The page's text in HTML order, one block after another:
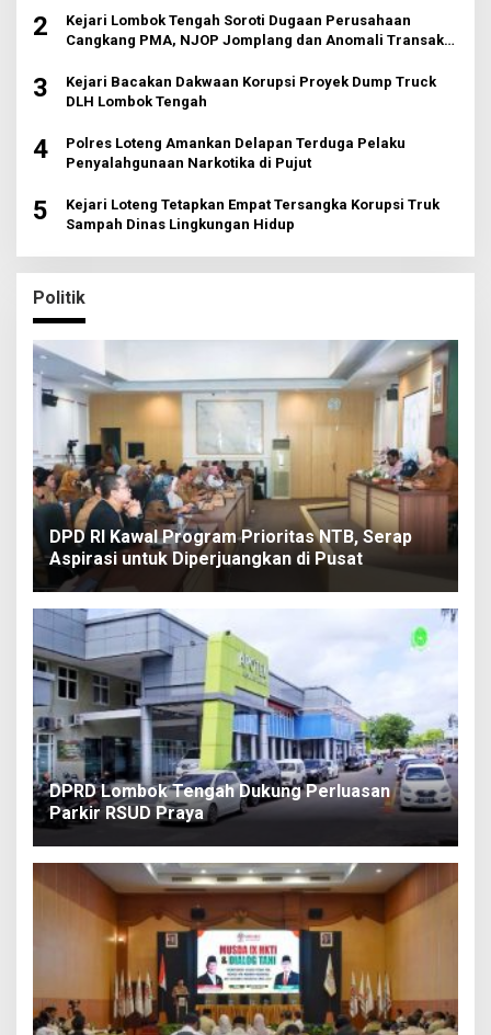
2
Kejari Lombok Tengah Soroti Dugaan Perusahaan
Cangkang PMA, NJOP Jomplang dan Anomali Transaksi
3
Kejari Bacakan Dakwaan Korupsi Proyek Dump Truck
DLH Lombok Tengah
4
Polres Loteng Amankan Delapan Terduga Pelaku
Penyalahgunaan Narkotika di Pujut
5
Kejari Loteng Tetapkan Empat Tersangka Korupsi Truk
Sampah Dinas Lingkungan Hidup
Politik
DPD RI Kawal Program Prioritas NTB, Serap
Aspirasi untuk Diperjuangkan di Pusat
DPRD Lombok Tengah Dukung Perluasan
Parkir RSUD Praya